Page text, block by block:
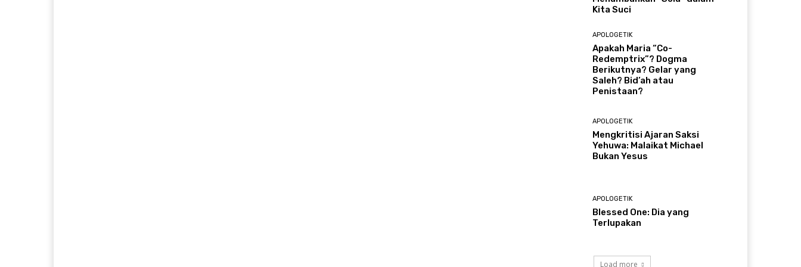
Kita Suci
APOLOGETIK
Apakah Maria “Co-
Redemptrix”? Dogma
Berikutnya? Gelar yang
Saleh? Bid’ah atau
Penistaan?
APOLOGETIK
Mengkritisi Ajaran Saksi
Yehuwa: Malaikat Michael
Bukan Yesus
APOLOGETIK
Blessed One: Dia yang
Terlupakan
Load more